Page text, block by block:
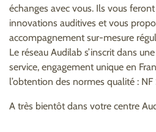
échanges avec vous. Ils vous
innovations auditives et vous
accompagnement sur-mesure
Le réseau Audilab s’inscrit dans
service, engagement unique en
l’obtention des normes qualité :
A très bientôt dans votre centre